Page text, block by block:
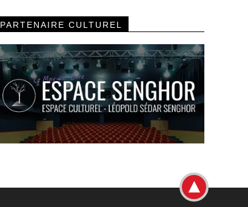
PARTENAIRE CULTUREL